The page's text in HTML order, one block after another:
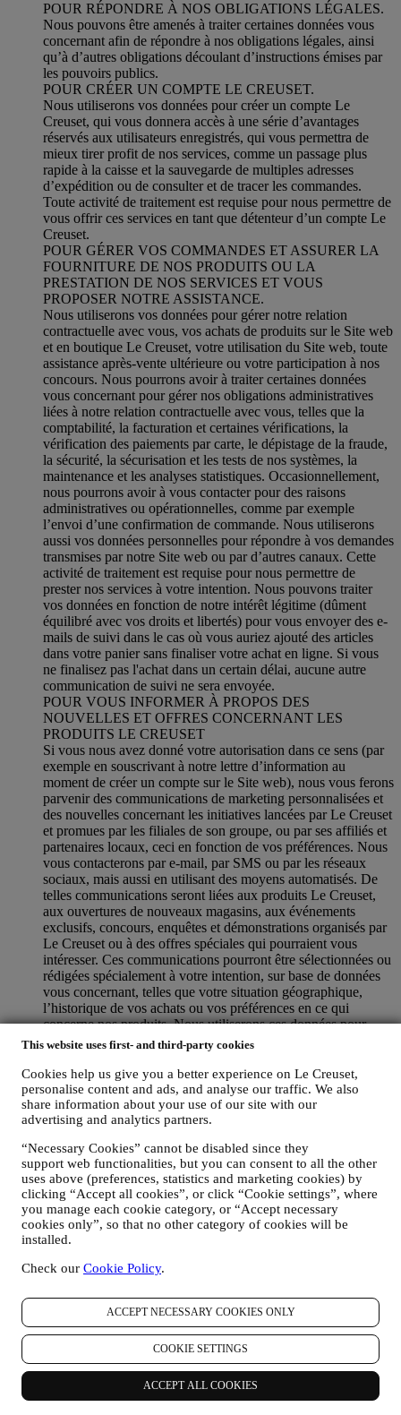
This website uses first- and third-party cookies
Cookies help us give you a better experience on Le Creuset,
personalise content and ads, and analyse our traffic. We also
share information about your use of our site with our
advertising and analytics partners.
“Necessary Cookies” cannot be disabled since they
support web functionalities, but you can consent to all the other
uses above (preferences, statistics and marketing cookies) by
clicking “Accept all cookies”, or click “Cookie settings”, where
you manage each cookie category, or “Accept necessary
cookies only”, so that no other category of cookies will be
installed.
Check our Cookie Policy.
ACCEPT NECESSARY COOKIES ONLY
COOKIE SETTINGS
ACCEPT ALL COOKIES
POUR RÉPONDRE À NOS OBLIGATIONS LÉGALES.
Nous pouvons être amenés à traiter certaines données vous
concernant afin de répondre à nos obligations légales, ainsi
qu’à d’autres obligations découlant d’instructions émises par
les pouvoirs publics.
POUR CRÉER UN COMPTE LE CREUSET.
Nous utiliserons vos données pour créer un compte Le
Creuset, qui vous donnera accès à une série d’avantages
réservés aux utilisateurs enregistrés, qui vous permettra de
mieux tirer profit de nos services, comme un passage plus
rapide à la caisse et la sauvegarde de multiples adresses
d’expédition ou de consulter et de tracer les commandes.
Toute activité de traitement est requise pour nous permettre de
vous offrir ces services en tant que détenteur d’un compte Le
Creuset.
POUR GÉRER VOS COMMANDES ET ASSURER LA
FOURNITURE DE NOS PRODUITS OU LA
PRESTATION DE NOS SERVICES ET VOUS
PROPOSER NOTRE ASSISTANCE.
Nous utiliserons vos données pour gérer notre relation
contractuelle avec vous, vos achats de produits sur le Site web
et en boutique Le Creuset, votre utilisation du Site web, toute
assistance après-vente ultérieure ou votre participation à nos
concours. Nous pourrons avoir à traiter certaines données
vous concernant pour gérer nos obligations administratives
liées à notre relation contractuelle avec vous, telles que la
comptabilité, la facturation et certaines vérifications, la
vérification des paiements par carte, le dépistage de la fraude,
la sécurité, la sécurisation et les tests de nos systèmes, la
maintenance et les analyses statistiques. Occasionnellement,
nous pourrons avoir à vous contacter pour des raisons
administratives ou opérationnelles, comme par exemple
l’envoi d’une confirmation de commande. Nous utiliserons
aussi vos données personnelles pour répondre à vos demandes
transmises par notre Site web ou par d’autres canaux. Cette
activité de traitement est requise pour nous permettre de
prester nos services à votre intention. Nous pouvons traiter
vos données en fonction de notre intérêt légitime (dûment
équilibré avec vos droits et libertés) pour vous envoyer des e-
mails de suivi dans le cas où vous auriez ajouté des articles
dans votre panier sans finaliser votre achat en ligne. Si vous
ne finalisez pas l'achat dans un certain délai, aucune autre
communication de suivi ne sera envoyée.
POUR VOUS INFORMER À PROPOS DES
NOUVELLES ET OFFRES CONCERNANT LES
PRODUITS LE CREUSET
Si vous nous avez donné votre autorisation dans ce sens (par
exemple en souscrivant à notre lettre d’information au
moment de créer un compte sur le Site web), nous vous ferons
parvenir des communications de marketing personnalisées et
des nouvelles concernant les initiatives lancées par Le Creuset
et promues par les filiales de son groupe, ou par ses affiliés et
partenaires locaux, ceci en fonction de vos préférences. Nous
vous contacterons par e-mail, par SMS ou par les réseaux
sociaux, mais aussi en utilisant des moyens automatisés. De
telles communications seront liées aux produits Le Creuset,
aux ouvertures de nouveaux magasins, aux événements
exclusifs, concours, enquêtes et démonstrations organisés par
Le Creuset ou à des offres spéciales qui pourraient vous
intéresser. Ces communications pourront être sélectionnées ou
rédigées spécialement à votre intention, sur base de données
vous concernant, telles que votre situation géographique,
l’historique de vos achats ou vos préférences en ce qui
concerne nos produits. Nous utiliserons ces données pour
mieux cerner vos centres d’intérêt. Ceci nous permettra de
personnaliser nos communications afin de les rendre plus
pertinentes et intéressantes. Il n’y aura aucun autre effet. Nous
collectons aussi des données statistiques concernant
l’ouverture des e-mails et les clics, utilisant à cet effet des
technologies industrielles standard pour nous aider dans le
sur votre consentement à recevoir nos communications de
marketing personnalisées. Ce choix de participation peut être
exercé lors de la collecte des informations personnelles, en
cochant la case appropriée.
Désabonnement :
Vous pouvez cesser de recevoir nos communications
méthodes indiquées dans chaque communication (par
cliquer sur le lien de désinscription figurant au bas de chaque
e-mail). En tout état de cause, si vous souhaitez mettre fin à
l'une de nos activités marketing, veuillez nous envoyer un
courrier électronique à l'adresse:privacy@lecreuset.com
Votre désinscription sera traitée dans les meilleurs délais, mais
dans certaines circonstances, il se peut que vous receviez